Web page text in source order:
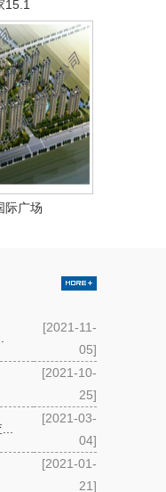
15.1
际广场
[2021-11-
05]
[2021-10-
25]
[2021-03-
04]
[2021-01-
21]